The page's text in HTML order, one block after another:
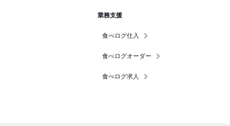
業務支援
食べログ仕入
食べログオーダー
食べログ求人